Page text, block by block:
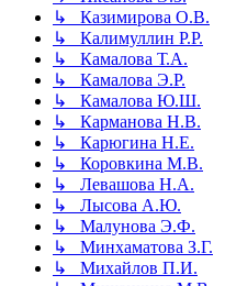
↳ Казимирова О.В.
↳ Калимуллин Р.Р.
↳ Камалова Т.А.
↳ Камалова Э.Р.
↳ Камалова Ю.Ш.
↳ Карманова Н.В.
↳ Карюгина Н.Е.
↳ Коровкина М.В.
↳ Левашова Н.А.
↳ Лысова А.Ю.
↳ Малунова Э.Ф.
↳ Минхаматова З.Г.
↳ Михайлов П.И.